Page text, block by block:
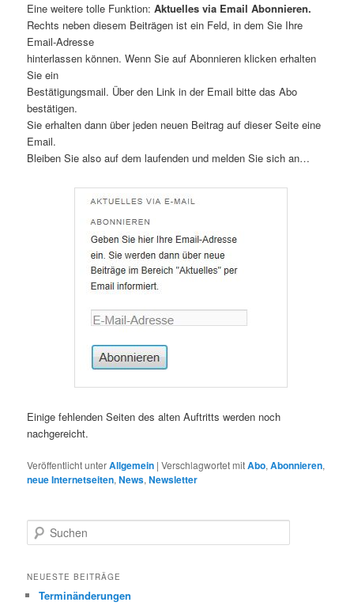
Eine weitere tolle Funktion:Aktuelles via Email Abonnieren.
Rechts neben diesem Beiträgen ist ein Feld, in dem Sie Ihre
Email-Adresse
hinterlassen können. Wenn Sie auf Abonnieren klicken erhalten
Sie ein
Bestätigungsmail. Über den Link in der Email bitte das Abo
bestätigen.
Sie erhalten dann über jeden neuen Beitrag auf dieser Seite eine
Email.
Bleiben Sie also auf dem laufenden und melden Sie sich an…
Einige fehlenden Seiten des alten Auftritts werden noch
nachgereicht.
Veröffentlicht unterAllgemein |Verschlagwortet mitAbo,Abonnieren,
neue Internetseiten,News,Newsletter
u
h
NEUESTE BEITRÄGE
Terminänderungen